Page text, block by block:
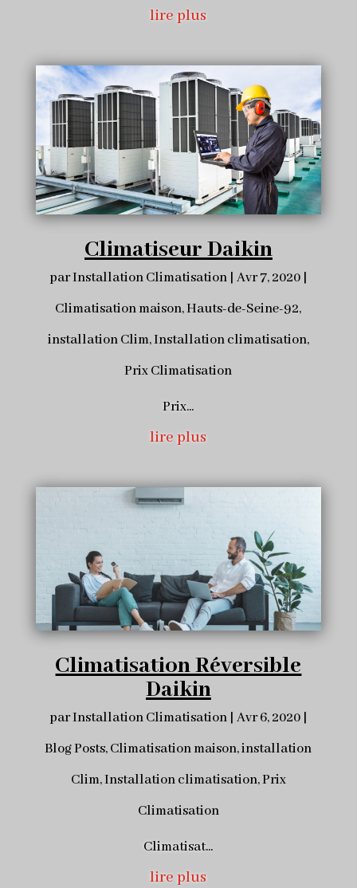
lire plus
Climatiseur Daikin
parInstallation Climatisation| Avr 7, 2020|
Climatisation maison,Hauts-de-Seine-92,
installation Clim,Installation climatisation,
Prix Climatisation
Prix...
lire plus
Climatisation Réversible
Daikin
parInstallation Climatisation| Avr 6, 2020|
Blog Posts,Climatisation maison,installation
Clim,Installation climatisation,Prix
Climatisation
Climatisat...
lire plus